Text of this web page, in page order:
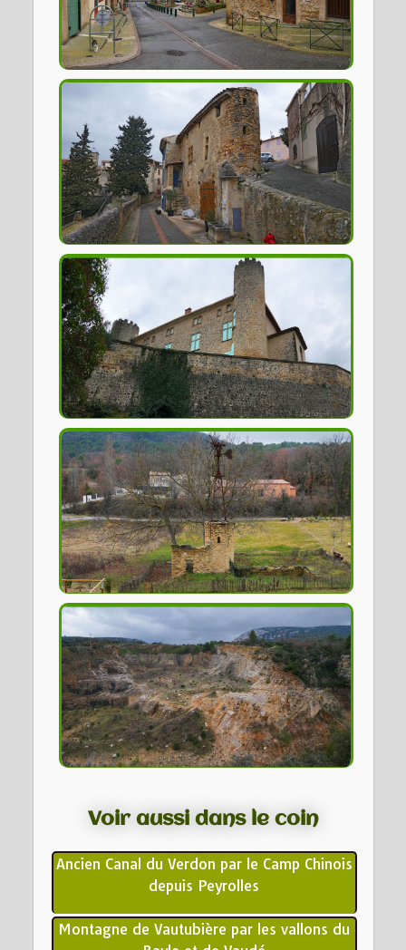
Voir aussi dans le coin
Ancien Canal du Verdon par le Camp Chinois
depuis Peyrolles
Montagne de Vautubière par les vallons du